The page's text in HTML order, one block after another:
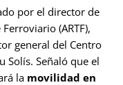
por el director de
(ARTF),
general del Centro
Solís. Señaló que el
la movilidad en